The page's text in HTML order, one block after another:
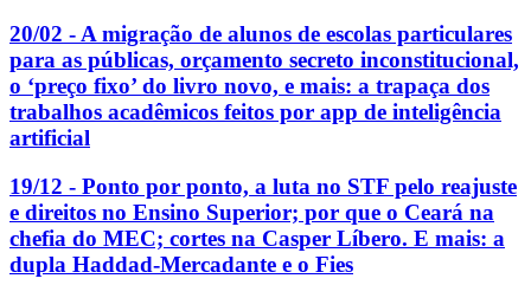
20/02 - A migração de alunos de escolas particulares
para as públicas, orçamento secreto inconstitucional,
o ‘preço fixo’ do livro novo, e mais: a trapaça dos
trabalhos acadêmicos feitos por app de inteligência
artificial
19/12 - Ponto por ponto, a luta no STF pelo reajuste
e direitos no Ensino Superior; por que o Ceará na
chefia do MEC; cortes na Casper Líbero. E mais: a
dupla Haddad-Mercadante e o Fies